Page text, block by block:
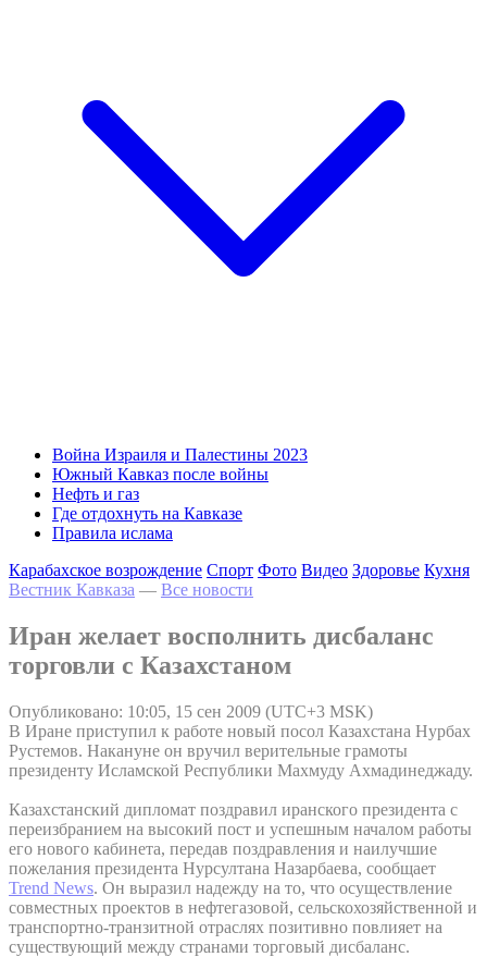
Война Израиля и Палестины 2023
Южный Кавказ после войны
Нефть и газ
Где отдохнуть на Кавказе
Правила ислама
Карабахское возрождение Спорт Фото Видео Здоровье Кухня
Вестник Кавказа — Все новости
Иран желает восполнить дисбаланс
торговли с Казахстаном
Опубликовано: 10:05, 15 сен 2009 (UTC+3 MSK)
В Иране приступил к работе новый посол Казахстана Нурбах
Рустемов. Накануне он вручил верительные грамоты
президенту Исламской Республики Махмуду Ахмадинеджаду.
Казахстанский дипломат поздравил иранского президента с
переизбранием на высокий пост и успешным началом работы
его нового кабинета, передав поздравления и наилучшие
пожелания президента Нурсултана Назарбаева, сообщает
Trend News. Он выразил надежду на то, что осуществление
совместных проектов в нефтегазовой, сельскохозяйственной и
транспортно-транзитной отраслях позитивно повлияет на
существующий между странами торговый дисбаланс.